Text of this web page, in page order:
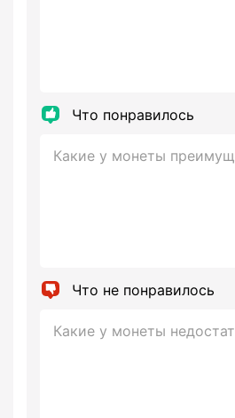
Что понравилось
Что не понравилось